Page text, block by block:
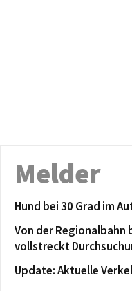
Melder
Hund bei 30 Grad im
Von der Regionalbahn
vollstreckt
Update: Aktuelle